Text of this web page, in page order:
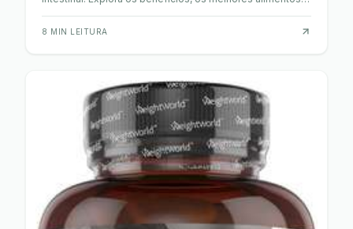
ricos em probióticos e suplementos.
8 MIN LEITURA